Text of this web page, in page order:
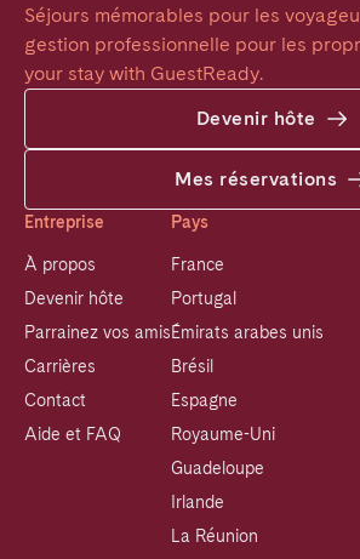
Séjours mémorables pour les
gestion professionnelle pour les
your stay with GuestReady.
Devenir hôte
Mes réservations
Entreprise
À propos
Devenir hôte
Parrainez vos amis
Carrières
Contact
Aide et FAQ
Pays
France
Portugal
Émirats arabes unis
Brésil
Espagne
Royaume-Uni
Guadeloupe
Irlande
La Réunion